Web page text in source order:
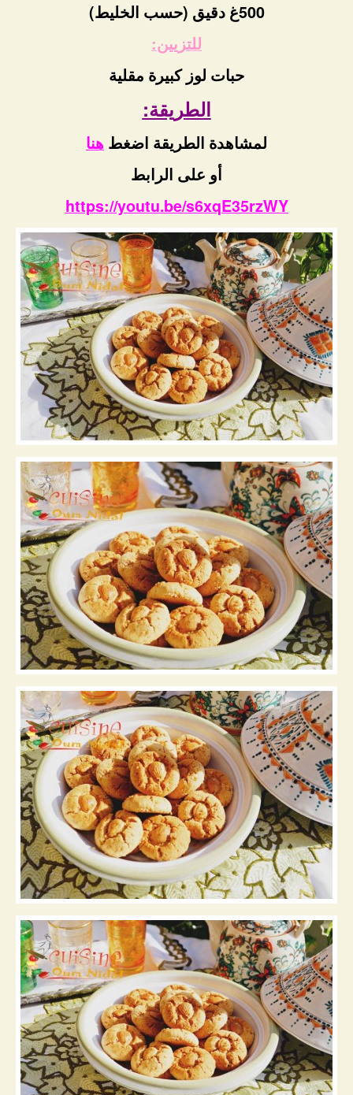
500غ دقيق (حسب الخليط)
للتزيين:
حبات لوز كبيرة مقلية
الطريقة:
لمشاهدة الطريقة اضغط هنا
أو على الرابط
https://youtu.be/s6xqE35rzWY